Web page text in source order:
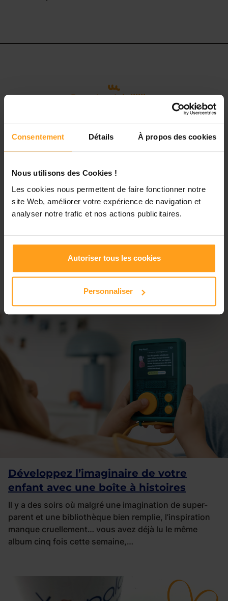
Consentement Détails À propos des cookies
Nous utilisons des Cookies !
Les cookies nous permettent de faire fonctionner notre
site Web, améliorer votre expérience de navigation et
analyser notre trafic et nos actions publicitaires.
Autoriser tous les cookies
Personnaliser
Pour le plaisiiiiiir…
Ces articles pourraient
vous intéresser
complémentaires au service des
familles.
Stanislas Lavorel, président fondateur de Lavorel Kids
d’entreprises sur BFM Business, présentée par
Vincent…
Développez l’imaginaire de votre
enfant avec une boîte à histoires
Il y a des soirs où malgré une imagination de super-
parent et une bibliothèque bien remplie, l’inspiration
manque cruellement… vous avez déjà lu le même
album cinq fois cette semaine,…